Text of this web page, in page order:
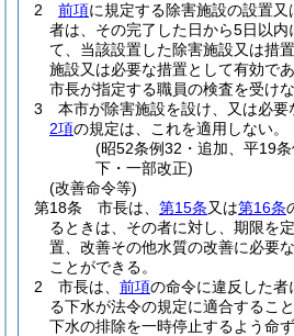
2
前項に規定する除害施設の設置
者は、その完了した日から5日以内
て、当該設置した除害施設又は措
施設又は必要な措置として有効で
市長が指定する職員の検査を受け
3
本市が除害施設を設け、又は必要
2項の規定は、これを適用しない。
(昭52条例32・追加、平19
下・一部改正)
(改善命令等)
第18条
市長は、 第15条又は第16条
るときは、その者に対し、期限を
置、改善その他水質の改善に必要
ことができる。
2
市長は、 前項の命令に違反した者
る下水が法令の規定に適合するこ
下水の排除を一時停止するよう命